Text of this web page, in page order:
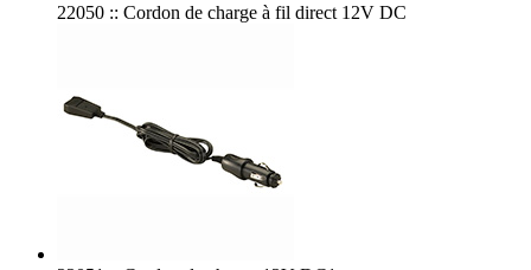
22050 :: Cordon de charge à fil direct 12V DC